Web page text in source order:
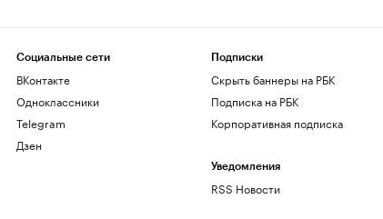
Социальные сети
ВКонтакте
Одноклассники
Telegram
Дзен
Подписки
Скрыть баннеры на РБК
Подписка на РБК
Корпоративная подписка
Уведомления
RSS Новости